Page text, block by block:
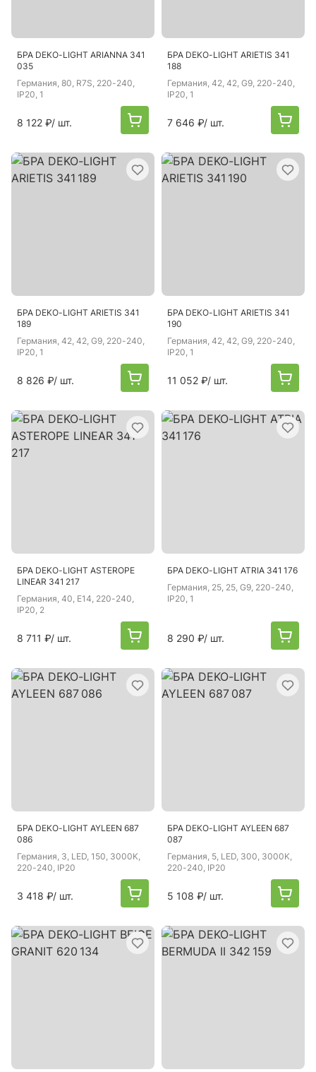
БРА DEKO-LIGHT ARIANNA 341
035
Германия, 80, R7S, 220-240,
IP20, 1
8 122 ₽/ шт.
БРА DEKO-LIGHT ARIETIS 341
188
Германия, 42, 42, G9, 220-240,
IP20, 1
7 646 ₽/ шт.
БРА DEKO-LIGHT ARIETIS 341
189
Германия, 42, 42, G9, 220-240,
IP20, 1
8 826 ₽/ шт.
БРА DEKO-LIGHT ARIETIS 341
190
Германия, 42, 42, G9, 220-240,
IP20, 1
11 052 ₽/ шт.
БРА DEKO-LIGHT ASTEROPE
LINEAR 341 217
Германия, 40, E14, 220-240,
IP20, 2
8 711 ₽/ шт.
БРА DEKO-LIGHT ATRIA 341 176
Германия, 25, 25, G9, 220-240,
IP20, 1
8 290 ₽/ шт.
БРА DEKO-LIGHT AYLEEN 687
086
Германия, 3, LED, 150, 3000K,
220-240, IP20
3 418 ₽/ шт.
БРА DEKO-LIGHT AYLEEN 687
087
Германия, 5, LED, 300, 3000K,
220-240, IP20
5 108 ₽/ шт.